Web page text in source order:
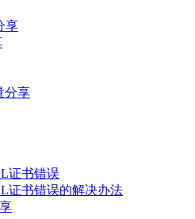
享
分享
证书错误
证书错误的解决办法